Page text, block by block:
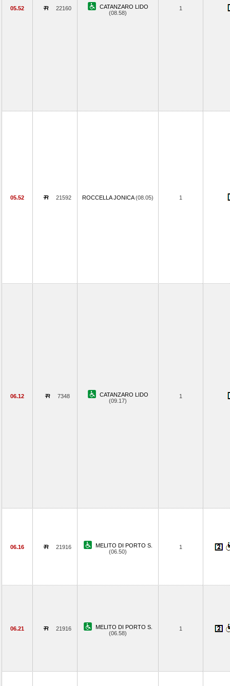
05.52 22160
CATANZARO LIDO
(08.58)
1
05.52 21592 ROCCELLA JONICA(08.05) 1
06.12 7348
CATANZARO LIDO
(09.17)
1
06.16 21916
MELITO DI PORTO S.
(06.50)
1
06.21 21916
MELITO DI PORTO S.
(06.58)
1